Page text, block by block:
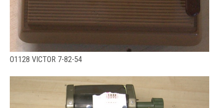
O1128 VICTOR 7-82-54